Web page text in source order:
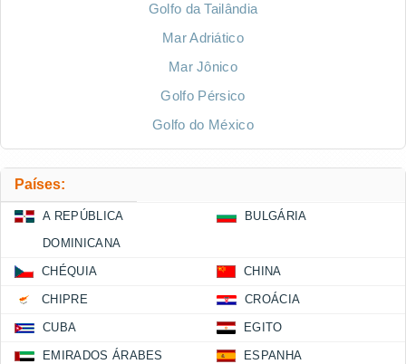
Golfo da Tailândia
Mar Adriático
Mar Jônico
Golfo Pérsico
Golfo do México
Países:
A REPÚBLICA
DOMINICANA
BULGÁRIA
CHÉQUIA CHINA
CHIPRE CROÁCIA
CUBA EGITO
EMIRADOS ÁRABES
ESPANHA